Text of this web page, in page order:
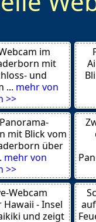
Harle
im
mit
und
... mehr von
>>
mit Blick vom
über
mehr von
>>
Webcam
- Insel
und zeigt